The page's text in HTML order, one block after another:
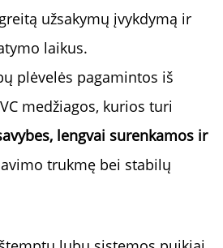
užsakymų įvykdymą ir
laikus.
plėvelės pagamintos iš
lengvai surenkamos ir
trukmę bei stabilų